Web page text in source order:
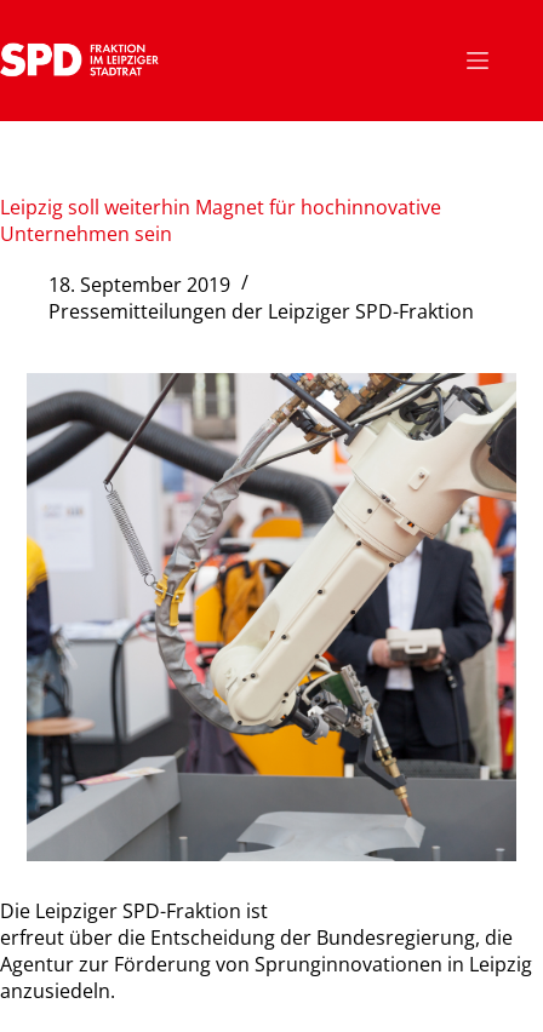
Inhalt
springen
Leipzig soll weiterhin Magnet für hochinnovative
Unternehmen sein
18. September 2019
Pressemitteilungen der Leipziger SPD-Fraktion
Die Leipziger SPD-Fraktion ist
erfreut über die Entscheidung der Bundesregierung, die
Agentur zur Förderung von Sprunginnovationen in Leipzig
anzusiedeln.